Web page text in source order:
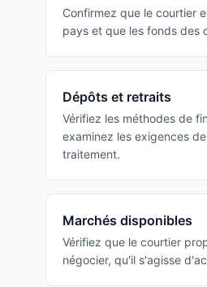
Confirmez que le courtier
pays et que les fonds des
Dépôts et retraits
Vérifiez les méthodes de
examinez les exigences
traitement.
Marchés disponibles
Vérifiez que le courtier
négocier, qu'il s'agisse